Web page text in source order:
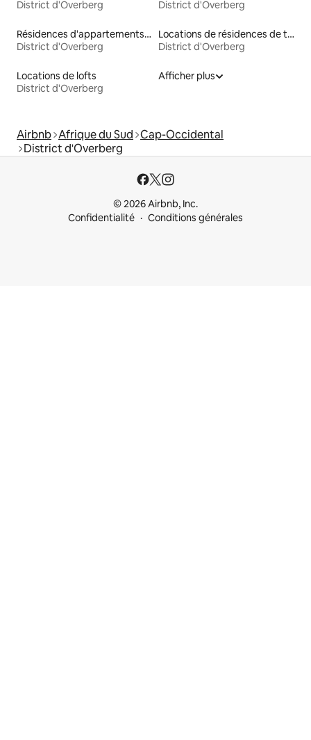
District d'Overberg District d'Overberg
Résidences d'appartements en location
District d'Overberg
Locations de résidences de tourisme
District d'Overberg
Locations de lofts
District d'Overberg
Afficher plus
Airbnb Afrique du Sud Cap-Occidental
District d'Overberg
© 2026 Airbnb, Inc.
Confidentialité
Conditions générales